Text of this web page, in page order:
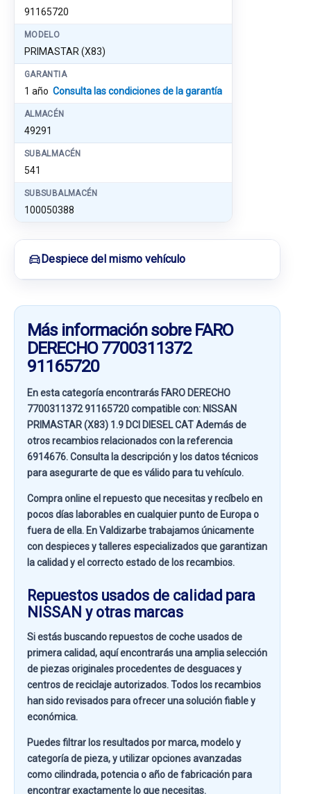
91165720
MODELO
PRIMASTAR (X83)
GARANTIA
1 año Consulta las condiciones de la garantía
ALMACÉN
49291
SUBALMACÉN
541
SUBSUBALMACÉN
100050388
Despiece del mismo vehículo
Más información sobre FARO
DERECHO 7700311372
91165720
En esta categoría encontrarás FARO DERECHO
7700311372 91165720 compatible con: NISSAN
PRIMASTAR (X83) 1.9 DCI DIESEL CATAdemás de
otros recambios relacionados con la referencia
6914676. Consulta la descripción y los datos técnicos
para asegurarte de que es válido para tu vehículo.
Compra online el repuesto que necesitas y recíbelo en
pocos días laborables en cualquier punto de Europa o
fuera de ella. EnValdizarbetrabajamos únicamente
con despieces y talleres especializados que garantizan
la calidad y el correcto estado de los recambios.
Repuestos usados de calidad para
NISSAN y otras marcas
Si estás buscandorepuestos de coche usados de
primera calidad, aquí encontrarás una amplia selección
de piezas originales procedentes de desguaces y
centros de reciclaje autorizados. Todos los recambios
han sido revisados para ofrecer una solución fiable y
económica.
Puedes filtrar los resultados pormarca, modelo y
categoría de pieza, y utilizar opciones avanzadas
comocilindrada, potencia o año de fabricaciónpara
encontrar exactamente lo que necesitas.